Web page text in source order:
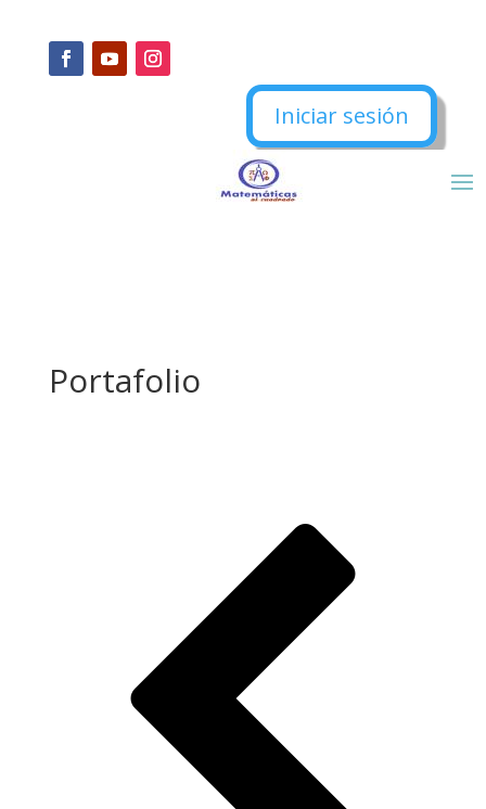
Iniciar sesión
Portafolio